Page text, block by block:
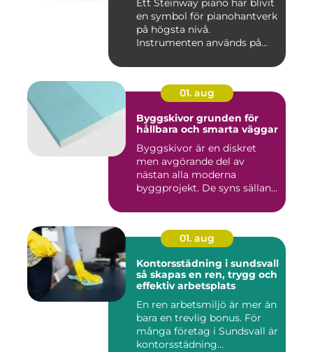
Ett Steinway piano har blivit
en symbol för pianohantverk
på högsta nivå.
Instrumenten används på
01. aug
Byggskivor grunden för
hållbara och smarta väggar
Byggskivor är en diskret
men avgörande del av
nästan alla moderna
byggprojekt. De syns sällan
01. aug
Kontorsstädning i sundsvall
så skapas en ren, trygg och
effektiv arbetsplats
En ren arbetsmiljö är mer än
bara en trevlig bonus. För
många företag i Sundsvall är
kontorsstädning...